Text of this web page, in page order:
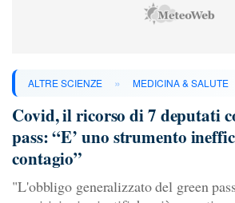
ALTRE SCIENZE » MEDICINA & SALUTE
Covid, il ricorso di 7 deputati
pass: “E’ uno strumento
contagio”
"L'obbligo generalizzato del green